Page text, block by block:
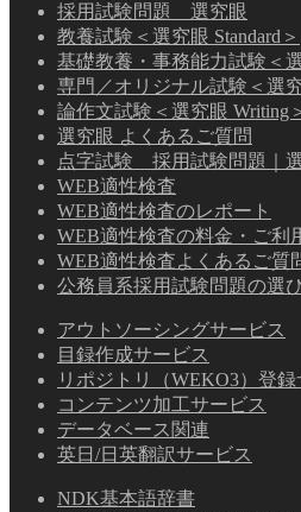
採用試験問題 選究眼
教養試験＜選究眼 Standard＞
基礎教養・事務能力試験＜
専門／オリジナル試験＜選
論作文試験＜選究眼 Writing
選究眼 よくあるご質問
点字試験 採用試験問題｜
WEB適性検査
WEB適性検査のレポート
WEB適性検査の料金・ご利
WEB適性検査よくあるご質
公務員系採用試験問題の選
アウトソーシングサービス
目録作成サービス
リポジトリ（WEKO3）登録
コンテンツ加工サービス
データベース関連
英日/日英翻訳サービス
NDK基本語辞書